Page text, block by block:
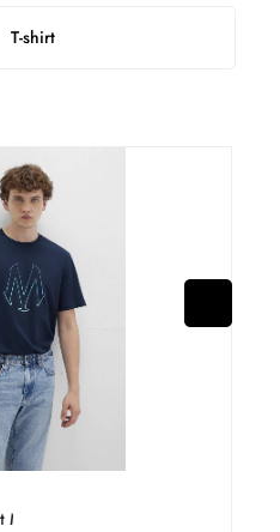
T-shirt
M0610943-70144